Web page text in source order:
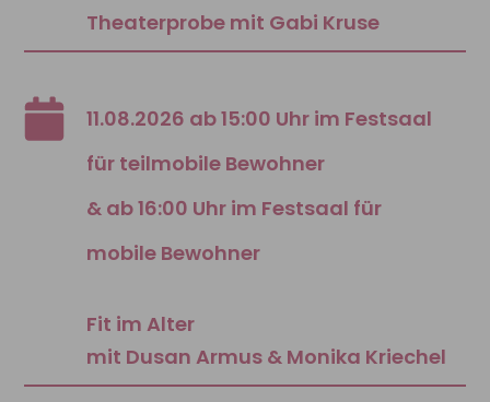
Theaterprobe mit Gabi Kruse
11.08.2026 ab 15:00 Uhr im Festsaal
für teilmobile Bewohner
& ab 16:00 Uhr im Festsaal für
mobile Bewohner
Fit im Alter
mit Dusan Armus & Monika Kriechel